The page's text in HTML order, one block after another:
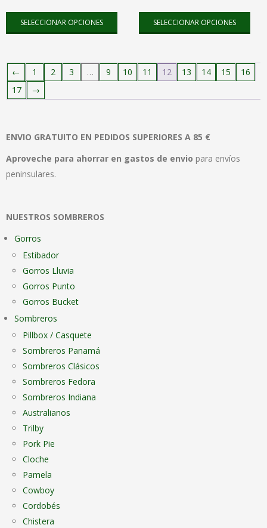
producto
SELECCIONAR OPCIONES
Este
variantes.
pueden
en
SELECCIONAR OPCIONES
Este
← 1 2 3 … 9 10 11 12 13 14 15
16
17
→
ENVIO GRATUITO EN PEDIDOS SUPERIORES A 85 €
Aproveche para ahorrar en gastos de envio para envíos
peninsulares.
NUESTROS SOMBREROS
Gorros
Estibador
Gorros Lluvia
Gorros Punto
Gorros Bucket
Sombreros
Pillbox / Casquete
Sombreros Panamá
Sombreros Clásicos
Sombreros Fedora
Sombreros Indiana
Australianos
Trilby
Pork Pie
Cloche
Pamela
Cowboy
Cordobés
Chistera